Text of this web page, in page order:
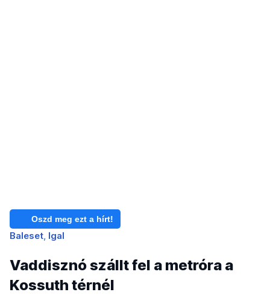
Oszd meg ezt a hírt!
Baleset Igal
Vaddisznó szállt fel a metróra a
Kossuth térnél